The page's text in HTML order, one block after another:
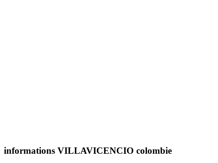
informations VILLAVICENCIO colombie